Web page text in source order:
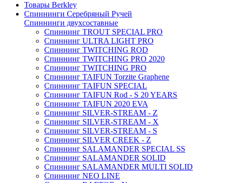
Товары Berkley
Спиннинги Серебряный Ручей
Спиннинги двухсоставные
Спиннинг TROUT SPECIAL PRO
Спиннинг ULTRA LIGHT PRO
Спиннинг TWITCHING ROD
Спиннинг TWITCHING PRO 2020
Спиннинг TWITCHING PRO
Спиннинг TAIFUN Torzite Graphene
Спиннинг TAIFUN SPECIAL
Спиннинг TAIFUN Rod - S 20 YEARS
Спиннинг TAIFUN 2020 EVA
Спиннинг SILVER-STREAM - Z
Спиннинг SILVER-STREAM - X
Спиннинг SILVER-STREAM - S
Спиннинг SILVER CREEK - Z
Спиннинг SALAMANDER SPECIAL SS
Спиннинг SALAMANDER SOLID
Спиннинг SALAMANDER MULTI SOLID
Спиннинг NEO LINE